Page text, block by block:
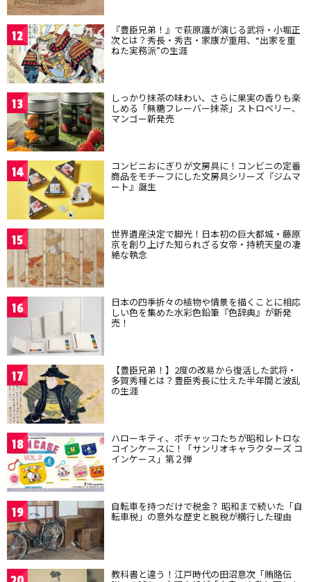
12 『豊臣兄弟！』で萩原護が演じる武将・小堀正
次とは？秀長・秀吉・家康が重用、“出家を重
ねた実務派”の生涯
13 しっかり抹茶の味わい、さらに果実の香りも楽
しめる「無糖フレーバー抹茶」ストロベリー、
マンゴー新発売
14 コンビニおにぎりが文房具に！コンビニの定番
商品をモチーフにした文房具シリーズ『ジムマ
ート』誕生
15 世界遺産決定で脚光！日本初の巨大都城・藤原
京を創り上げた知られざる女帝・持統天皇の凄
絶な執念
16 日本の四季折々の植物や情景を描くことに相応
しい色を集めた水彩色鉛筆『色辞典』が新発
売！
17 【豊臣兄弟！】2度の改易から復活した武将・
多賀秀種とは？豊臣秀長に仕えた半年間と波乱
の生涯
18 ハローキティ、ポチャッコたちが昭和レトロな
コインケースに！「サンリオキャラクターズ コ
インケース」第２弾
19 自転車を持つだけで税金？ 昭和まで続いた「自
転車税」の意外な歴史と脱税が横行した理由
教科書と違う！江戸時代の田沼意次「賄賂伝